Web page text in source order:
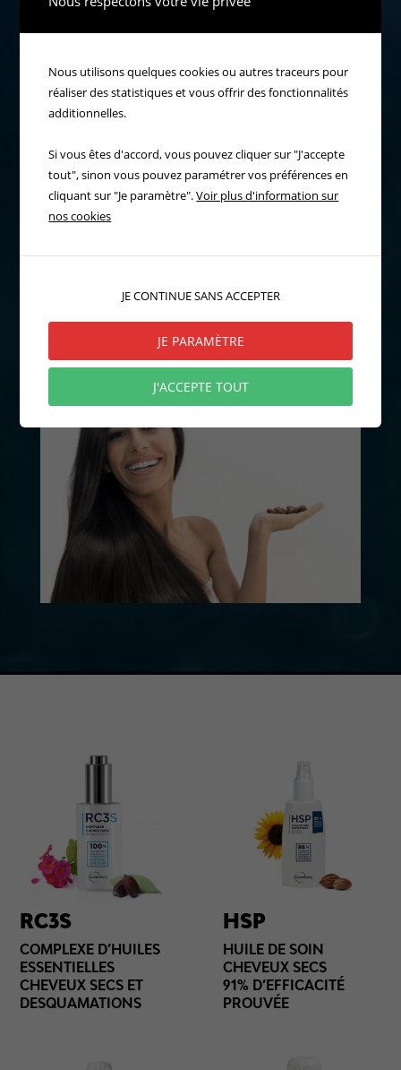
RC3S
COMPLEXE D’HUILES
ESSENTIELLES
CHEVEUX SECS ET
DESQUAMATIONS
HSP
HUILE DE SOIN
CHEVEUX SECS
91% D’EFFICACITÉ
PROUVÉE
Nous utilisons quelques cookies ou autres traceurs pour
réaliser des statistiques et vous offrir des fonctionnalités
additionnelles.
Si vous êtes d'accord, vous pouvez cliquer sur "J'accepte
tout", sinon vous pouvez paramétrer vos préférences en
cliquant sur "Je paramètre".Voir plus d'information sur
nos cookies
JE PARAMÈTRE
JE CONTINUE SANS ACCEPTER
J'ACCEPTE TOUT